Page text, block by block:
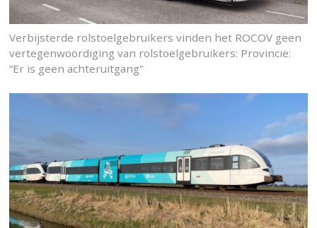
Verbijsterde rolstoelgebruikers vinden het ROCOV geen
vertegenwoordiging van rolstoelgebruikers: Provincie:
“Er is geen achteruitgang”